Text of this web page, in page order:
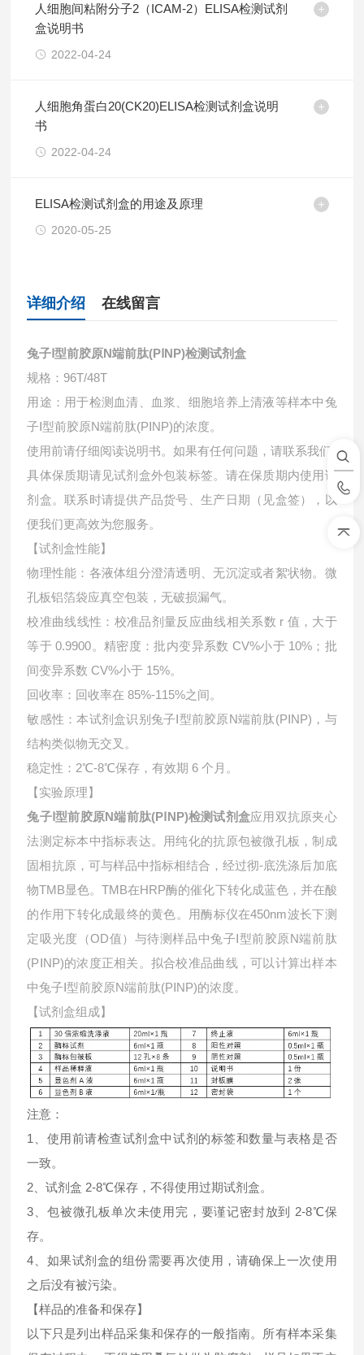
人细胞间粘附分子2（ICAM-2）ELISA检测试剂
盒说明书
2022-04-24
人细胞角蛋白20(CK20)ELISA检测试剂盒说明
书
2022-04-24
ELISA检测试剂盒的用途及原理
2020-05-25
详细介绍 在线留言
兔子Ⅰ型前胶原N端前肽(PⅠNP)检测试剂盒
规格：96T/48T
用途：用于检测血清、血浆、细胞培养上清液等样本中兔
子Ⅰ型前胶原N端前肽(PⅠNP)的浓度。
使用前请仔细阅读说明书。如果有任何问题，请联系我们
具体保质期请见试剂盒外包装标签。请在保质期内使用试
剂盒。联系时请提供产品货号、生产日期（见盒签），以
便我们更高效为您服务。
【试剂盒性能】
物理性能：各液体组分澄清透明、无沉淀或者絮状物。微
孔板铝箔袋应真空包装，无破损漏气。
校准曲线线性：校准品剂量反应曲线相关系数 r 值，大于
等于 0.9900。精密度：批内变异系数 CV%小于 10%；批
间变异系数 CV%小于 15%。
回收率：回收率在 85%-115%之间。
敏感性：本试剂盒识别兔子Ⅰ型前胶原N端前肽(PⅠNP)，与
结构类似物无交叉。
稳定性：2℃-8℃保存，有效期 6 个月。
【实验原理】
兔子Ⅰ型前胶原N端前肽(PⅠNP)检测试剂盒应用双抗原夹心
法测定标本中指标表达。用纯化的抗原包被微孔板，制成
固相抗原，可与样品中指标相结合，经过彻-底洗涤后加底
物TMB显色。TMB在HRP酶的催化下转化成蓝色，并在酸
的作用下转化成最终的黄色。用酶标仪在450nm波长下测
定吸光度（OD值）与待测样品中兔子Ⅰ型前胶原N端前肽
(PⅠNP)的浓度正相关。拟合校准品曲线，可以计算出样本
中兔子Ⅰ型前胶原N端前肽(PⅠNP)的浓度。
【试剂盒组成】
注意：
1、使用前请检查试剂盒中试剂的标签和数量与表格是否
一致。
2、试剂盒 2-8℃保存，不得使用过期试剂盒。
3、包被微孔板单次未使用完，要谨记密封放到 2-8℃保
存。
4、如果试剂盒的组份需要再次使用，请确保上一次使用
之后没有被污染。
【样品的准备和保存】
以下只是列出样品采集和保存的一般指南。所有样本采集